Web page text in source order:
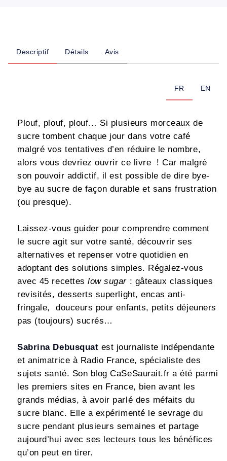
Descriptif Détails Avis
FR EN
Plouf, plouf, plouf… Si plusieurs morceaux de
sucre tombent chaque jour dans votre café
malgré vos tentatives d’en réduire le nombre,
alors vous devriez ouvrir ce livre ! Car malgré
son pouvoir addictif, il est possible de dire bye-
bye au sucre de façon durable et sans frustration
(ou presque).
Laissez-vous guider pour comprendre comment
le sucre agit sur votre santé, découvrir ses
alternatives et repenser votre quotidien en
adoptant des solutions simples. Régalez-vous
avec 45 recetteslow sugar : gâteaux classiques
revisités, desserts superlight, encas anti-
fringale, douceurs pour enfants, petits déjeuners
pas (toujours) sucrés…
Sabrina Debusquat est journaliste indépendante
et animatrice à Radio France, spécialiste des
sujets santé. Son blog CaSeSaurait.fr a été parmi
les premiers sites en France, bien avant les
grands médias, à avoir parlé des méfaits du
sucre blanc. Elle a expérimenté le sevrage du
sucre pendant plusieurs semaines et partage
aujourd’hui avec ses lecteurs tous les bénéfices
qu’on peut en tirer.